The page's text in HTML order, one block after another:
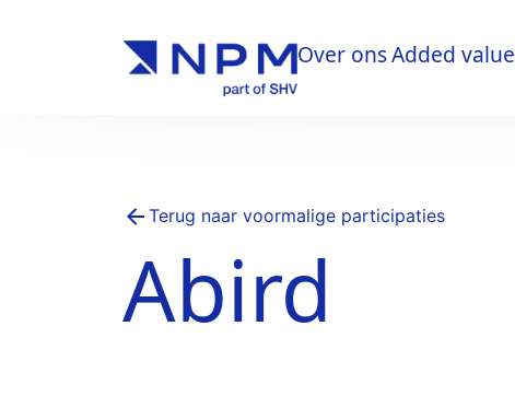
Over onsAdded value
Terug naar voormalige participaties
Abird